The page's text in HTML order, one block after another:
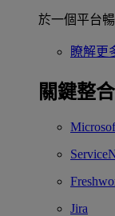
於一個平台
瞭解更
關鍵整
Jira